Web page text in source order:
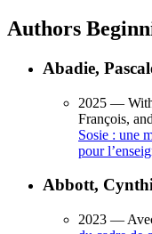
Authors
Abadie,
2025 — With
François,
Sosie : une
pour
Abbott,
2023 —